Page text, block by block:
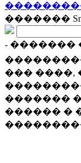
�������
- �������
��� ����,
�������
������ �